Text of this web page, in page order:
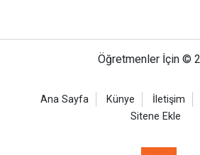
Öğretmenler İçin ©
Ana Sayfa Künye İletişim
Sitene Ekle